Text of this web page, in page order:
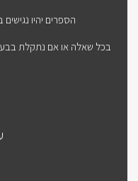
הספרים יהיו
בכל שאלה או אם נתקלת